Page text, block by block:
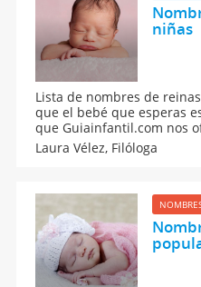
niñas
Lista de nombres de
que el bebé que esperas
que Guiainfantil.com nos
reinas escogidos entre los
encontrar el mejor nombre
Laura Vélez, Filóloga